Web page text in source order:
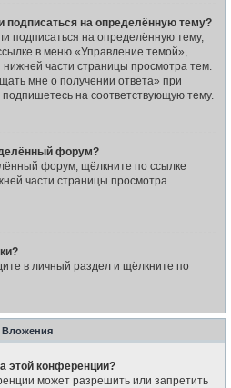
подписаться на определённую тему?
подписаться на определённую тему,
в меню «Управление темой»,
нижней части страницы просмотра тем.
мне о получении ответа» при
на соответствующую тему.
форум?
форум, щёлкните по ссылке
части страницы просмотра
в личный раздел и щёлкните по
Вложения
этой конференции?
может разрешить или запретить